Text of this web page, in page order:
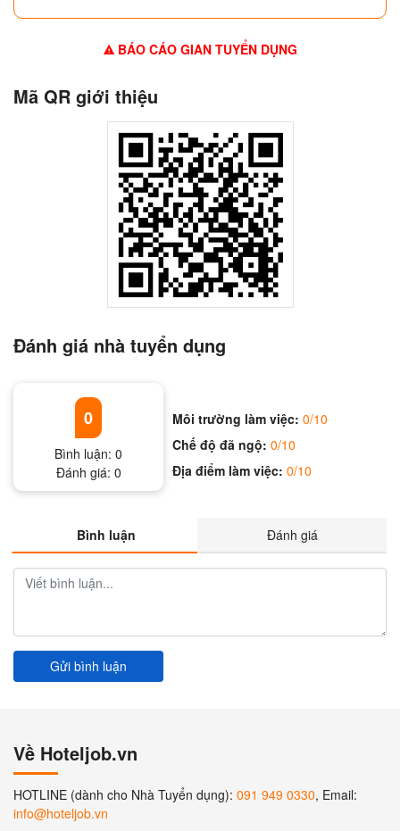
BÁO CÁO GIAN TUYỂN DỤNG
Mã QR giới thiệu
Đánh giá nhà tuyển dụng
0
Bình luận:0
Đánh giá: 0
Môi trường làm việc:0/10
Chế độ đã ngộ:0/10
Địa điểm làm việc:0/10
Bình luận Đánh giá
Gửi bình luận
Về Hoteljob.vn
HOTLINE (dành cho Nhà Tuyển dụng): 091 949 0330, Email:
info@hoteljob.vn